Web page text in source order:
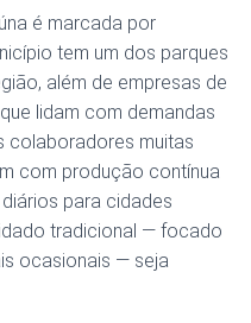
é marcada por
tem um dos parques
além de empresas de
lidam com demandas
colaboradores muitas
com produção contínua
para cidades
tradicional — focado
ocasionais — seja